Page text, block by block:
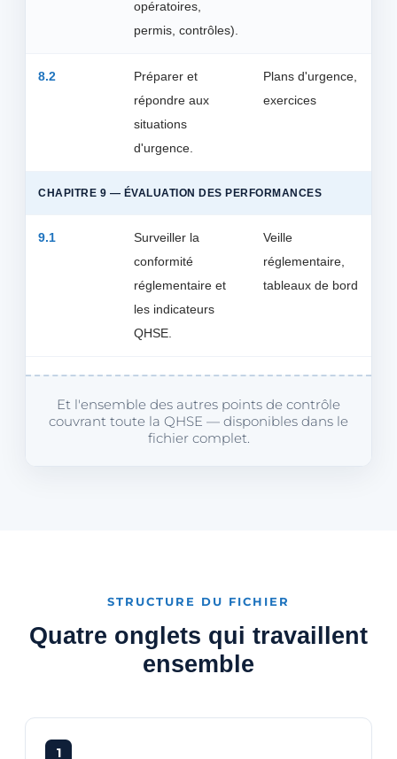
opératoires,
permis, contrôles).
8.2
Préparer et
répondre aux
situations
d'urgence.
Plans d'urgence,
exercices
CHAPITRE 9 — ÉVALUATION DES PERFORMANCES
9.1
Surveiller la
conformité
réglementaire et
les indicateurs
QHSE.
Veille
réglementaire,
tableaux de bord
Et l'ensemble des autres points de contrôle
couvrant toute la QHSE — disponibles dans le
fichier complet.
STRUCTURE DU FICHIER
Quatre onglets qui travaillent
ensemble
1